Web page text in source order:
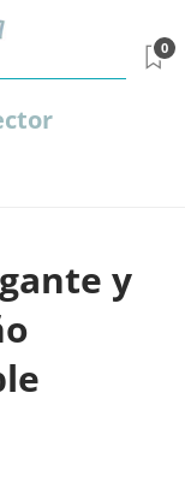
0
y